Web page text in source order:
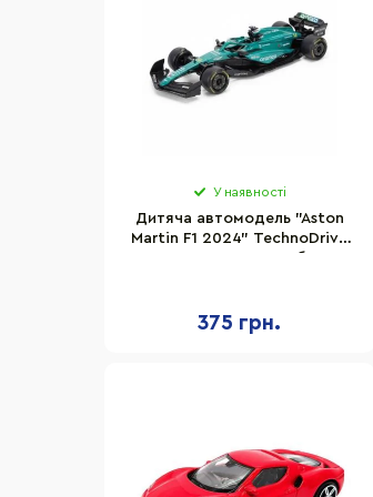
У наявності
Дитяча автомодель "Aston
Martin F1 2024" TechnoDrive
375 грн.